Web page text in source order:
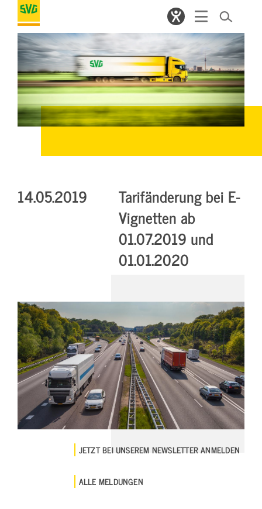
14.05.2019
Tarifänderung bei E-
Vignetten ab
01.07.2019 und
01.01.2020
JETZT BEI UNSEREM NEWSLETTER ANMELDEN
ALLE MELDUNGEN